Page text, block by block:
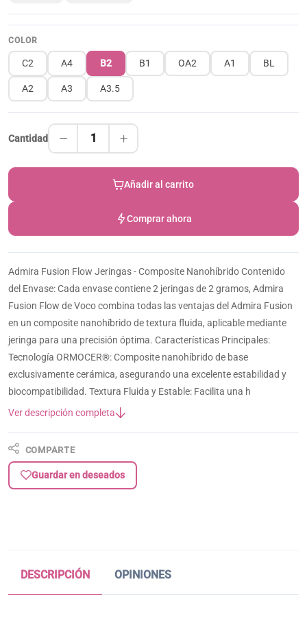
COLOR
C2 A4 B2 B1 OA2 A1 BL
A2 A3 A3.5
Cantidad 1
Añadir al carrito
Comprar ahora
Admira Fusion Flow Jeringas - Composite Nanohíbrido Contenido
del Envase: Cada envase contiene 2 jeringas de 2 gramos, Admira
Fusion Flow de Voco combina todas las ventajas del Admira Fusion
en un composite nanohíbrido de textura fluida, aplicable mediante
jeringa para una precisión óptima. Características Principales:
Tecnología ORMOCER®: Composite nanohíbrido de base
exclusivamente cerámica, asegurando una excelente estabilidad y
biocompatibilidad. Textura Fluida y Estable: Facilita una h
Ver descripción completa
COMPARTE
Guardar en deseados
DESCRIPCIÓN OPINIONES